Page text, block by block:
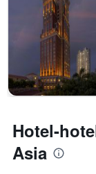
memaparkan
harga
purata
Hotel-
Asia